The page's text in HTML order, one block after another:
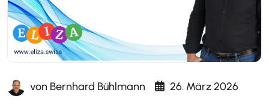
von Bernhard Bühlmann 26. März 2026